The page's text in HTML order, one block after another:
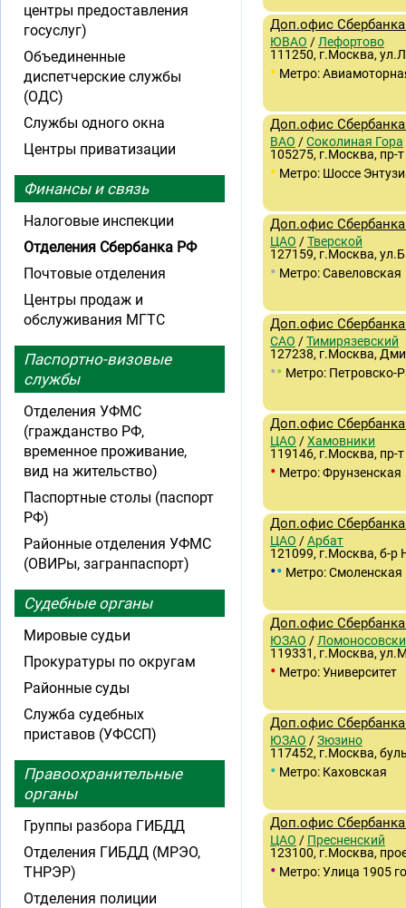
Доп.офис
ЮВАО / Лефортово
111250, г.Москва,
• Метро:
Доп.офис
ВАО /Соколиная Гора
105275, г.Москва, пр-
• Метро: Шоссе
Доп.офис
ЦАО /Тверской
127159, г.Москва,
• Метро: Савеловская
Доп.офис
САО /Тимирязевский
127238, г.Москва,
•• Метро: Петровско-
Доп.офис
ЦАО /Хамовники
119146, г.Москва, пр-
• Метро: Фрунзенская
Доп.офис
ЦАО /Арбат
121099, г.Москва, б-р
•• Метро: Смоленская
Доп.офис
ЮЗАО /
119331, г.Москва,
• Метро: Университет
Доп.офис
ЮЗАО /Зюзино
117452, г.Москва,
• Метро: Каховская
Доп.офис
ЦАО / Пресненский
123100, г.Москва,
• Метро: Улица 1905
центры предоставления
госуслуг)
Объединенные
диспетчерские службы
(ОДС)
Службы одного окна
Центры приватизации
Финансы и связь
Налоговые инспекции
Отделения Сбербанка РФ
Почтовые отделения
Центры продаж и
обслуживания МГТС
Паспортно-визовые
службы
Отделения УФМС
(гражданство РФ,
временное проживание,
вид на жительство)
Паспортные столы (паспорт
РФ)
Районные отделения УФМС
(ОВИРы, загранпаспорт)
Судебные органы
Мировые судьи
Прокуратуры по округам
Районные суды
Служба судебных
приставов (УФССП)
Правоохранительные
органы
Группы разбора ГИБДД
Отделения ГИБДД (МРЭО,
ТНРЭР)
Отделения полиции